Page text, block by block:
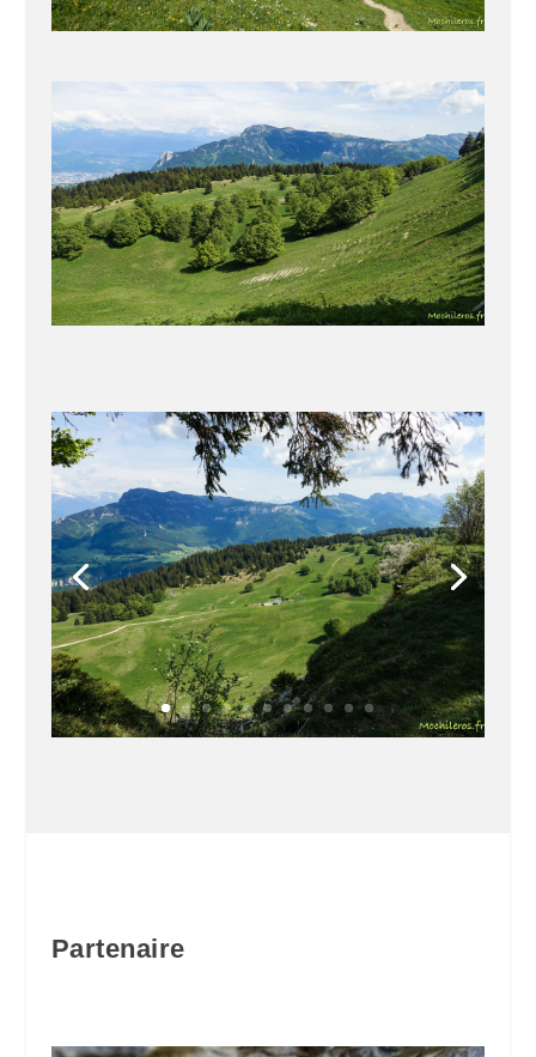
Partenaire